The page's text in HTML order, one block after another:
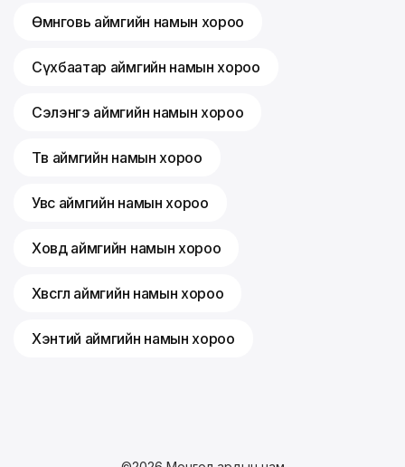
Өмнөговь аймгийн намын хороо
Сүхбаатар аймгийн намын хороо
Сэлэнгэ аймгийн намын хороо
Төв аймгийн намын хороо
Увс аймгийн намын хороо
Ховд аймгийн намын хороо
Хөвсгөл аймгийн намын хороо
Хэнтий аймгийн намын хороо